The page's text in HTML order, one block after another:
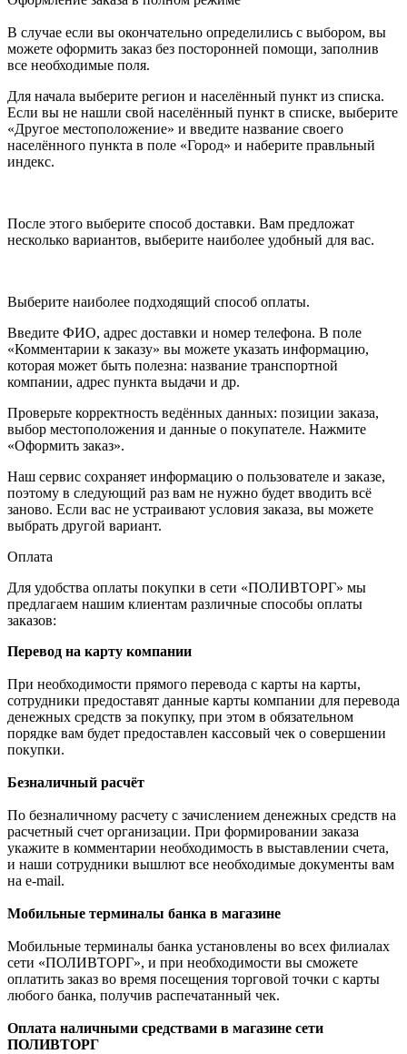
В случае если вы окончательно определились с выбором, вы
можете оформить заказ без посторонней помощи, заполнив
все необходимые поля.
Для начала выберите регион и населённый пункт из списка.
Если вы не нашли свой населённый пункт в списке, выберите
«Другое местоположение» и введите название своего
населённого пункта в поле «Город» и наберите правльный
индекс.
После этого выберите способ доставки. Вам предложат
несколько вариантов, выберите наиболее удобный для вас.
Выберите наиболее подходящий способ оплаты.
Введите ФИО, адрес доставки и номер телефона. В поле
«Комментарии к заказу» вы можете указать информацию,
которая может быть полезна: название транспортной
компании, адрес пункта выдачи и др.
Проверьте корректность ведённых данных: позиции заказа,
выбор местоположения и данные о покупателе. Нажмите
«Оформить заказ».
Наш сервис сохраняет информацию о пользователе и заказе,
поэтому в следующий раз вам не нужно будет вводить всё
заново. Если вас не устраивают условия заказа, вы можете
выбрать другой вариант.
Оплата
Для удобства оплаты покупки в сети «ПОЛИВТОРГ» мы
предлагаем нашим клиентам различные способы оплаты
заказов:
Перевод на карту компании
При необходимости прямого перевода с карты на карты,
сотрудники предоставят данные карты компании для перевода
денежных средств за покупку, при этом в обязательном
порядке вам будет предоставлен кассовый чек о совершении
покупки.
Безналичный расчёт
По безналичному расчету с зачислением денежных средств на
расчетный счет организации. При формировании заказа
укажите в комментарии необходимость в выставлении счета,
и наши сотрудники вышлют все необходимые документы вам
на e-mail.
Мобильные терминалы банка в магазине
Мобильные терминалы банка установлены во всех филиалах
сети «ПОЛИВТОРГ», и при необходимости вы сможете
оплатить заказ во время посещения торговой точки с карты
любого банка, получив распечатанный чек.
Оплата наличными средствами в магазине сети
ПОЛИВТОРГ